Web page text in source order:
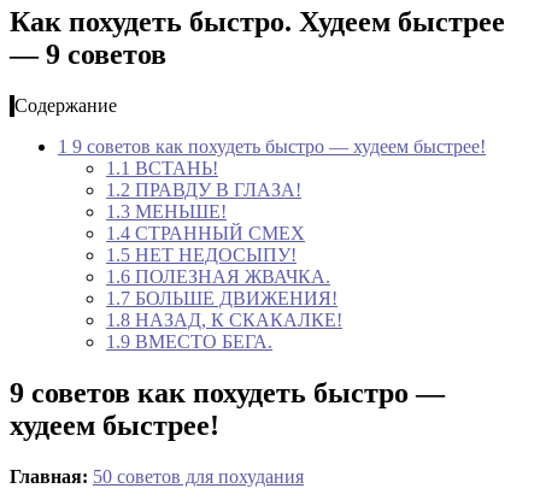
Как похудеть быстро. Худеем быстрее
— 9 советов
Содержание
1 9 советов как похудеть быстро — худеем быстрее!
1.1 ВСТАНЬ!
1.2 ПРАВДУ В ГЛАЗА!
1.3 МЕНЬШЕ!
1.4 СТРАННЫЙ СМЕХ
1.5 НЕТ НЕДОСЫПУ!
1.6 ПОЛЕЗНАЯ ЖВАЧКА.
1.7 БОЛЬШЕ ДВИЖЕНИЯ!
1.8 НАЗАД, К СКАКАЛКЕ!
1.9 ВМЕСТО БЕГА.
9 советов как похудеть быстро —
худеем быстрее!
Главная: 50 советов для похудания